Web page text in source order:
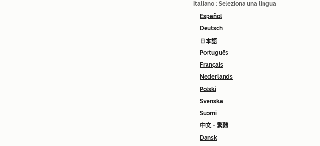
Italiano : Seleziona una lingua
Español
Deutsch
日本語
Português
Français
Nederlands
Polski
Svenska
Suomi
中文 - 繁體
Dansk